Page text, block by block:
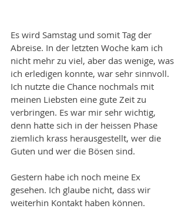
Es wird Samstag und somit Tag der
Abreise. In der letzten Woche kam ich
nicht mehr zu viel, aber das wenige, was
ich erledigen konnte, war sehr sinnvoll.
Ich nutzte die Chance nochmals mit
meinen Liebsten eine gute Zeit zu
verbringen. Es war mir sehr wichtig,
denn hatte sich in der heissen Phase
ziemlich krass herausgestellt, wer die
Guten und wer die Bösen sind.
Gestern habe ich noch meine Ex
gesehen. Ich glaube nicht, dass wir
weiterhin Kontakt haben können.